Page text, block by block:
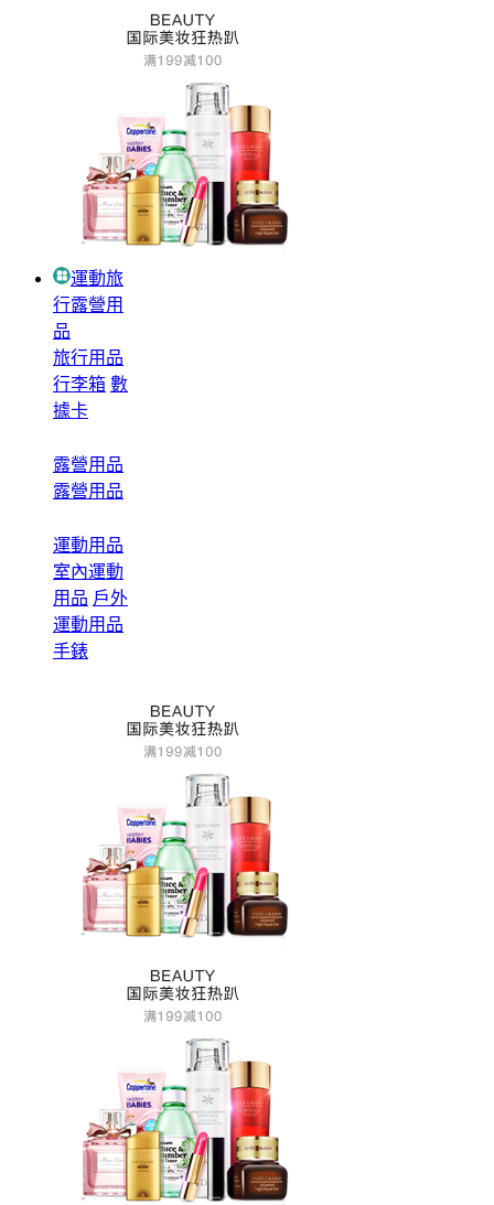
運動旅
行露營用
品
旅行用品
行李箱 數
據卡
露營用品
露營用品
運動用品
室內運動
用品 戶外
運動用品
手錶